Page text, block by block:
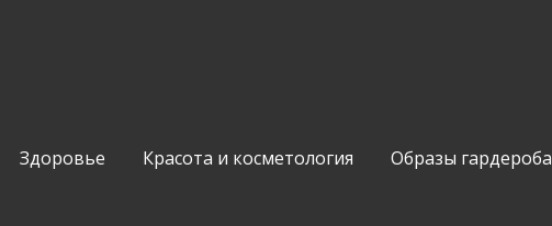
Здоровье Красота и косметология Образы гардероба